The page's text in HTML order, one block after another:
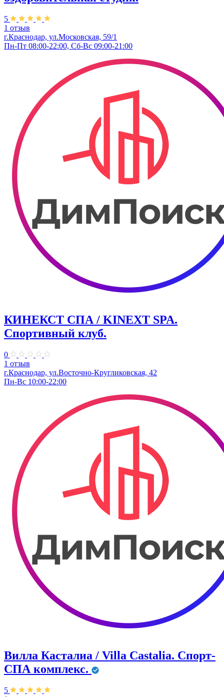
5
1 отзыв
г.Краснодар, ул.Московская, 59/1
Пн-Пт 08:00-22:00, Сб-Вс 09:00-21:00
КИНЕКСТ СПА / KINEXT SPA.
Спортивный клуб.
0
1 отзыв
г.Краснодар, ул.Восточно-Кругликовская, 42
Пн-Вс 10:00-22:00
Вилла Касталиа / Villa Castаlia. Спорт-
СПА комплекс.
5